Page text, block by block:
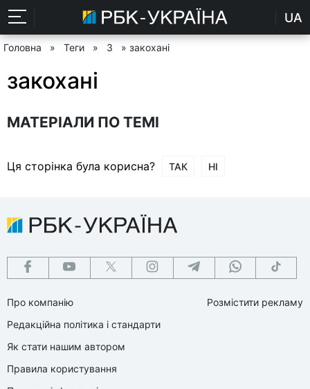
UA
Головна » Теги » З » закохані
закохані
МАТЕРІАЛИ ПО ТЕМІ
Ця сторінка була корисна? ТАК НІ
Про компанію
Редакційна політика і стандарти
Як стати нашим автором
Правила користування
Розмістити рекламу